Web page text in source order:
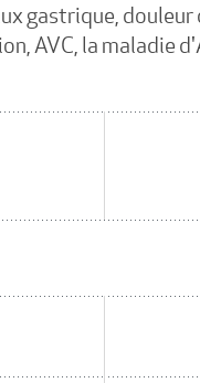
gastrique, douleur
AVC, la maladie